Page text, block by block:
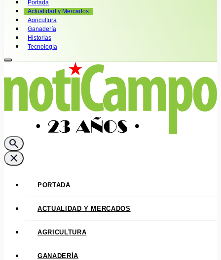
Portada
Actualidad y Mercados
Agricultura
Ganadería
Historias
Tecnología
search
close
PORTADA
ACTUALIDAD Y MERCADOS
AGRICULTURA
GANADERÍA